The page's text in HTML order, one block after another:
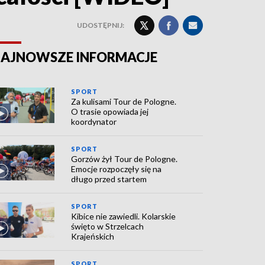
UDOSTĘPNIJ:
INFORMACJE
SPORT
Za kulisami Tour de Pologne.
O trasie opowiada jej
koordynator
SPORT
Gorzów żył Tour de Pologne.
Emocje rozpoczęły się na
długo przed startem
SPORT
Kibice nie zawiedli. Kolarskie
święto w Strzelcach
Krajeńskich